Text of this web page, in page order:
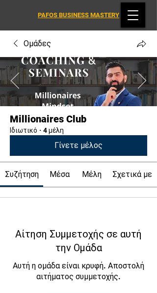
PAFOS BUSINESS MASTERY
Ομάδες
Millionaires Club
Ιδιωτικό · 4 μέλη
Γίνετε μέλος
Συζήτηση Μέσα Μέλη Σχετικά με
Αίτηση Συμμετοχής σε αυτή
την Ομάδα
Αυτή η ομάδα είναι κρυφή. Αποστολή
αιτήματος συμμετοχής.